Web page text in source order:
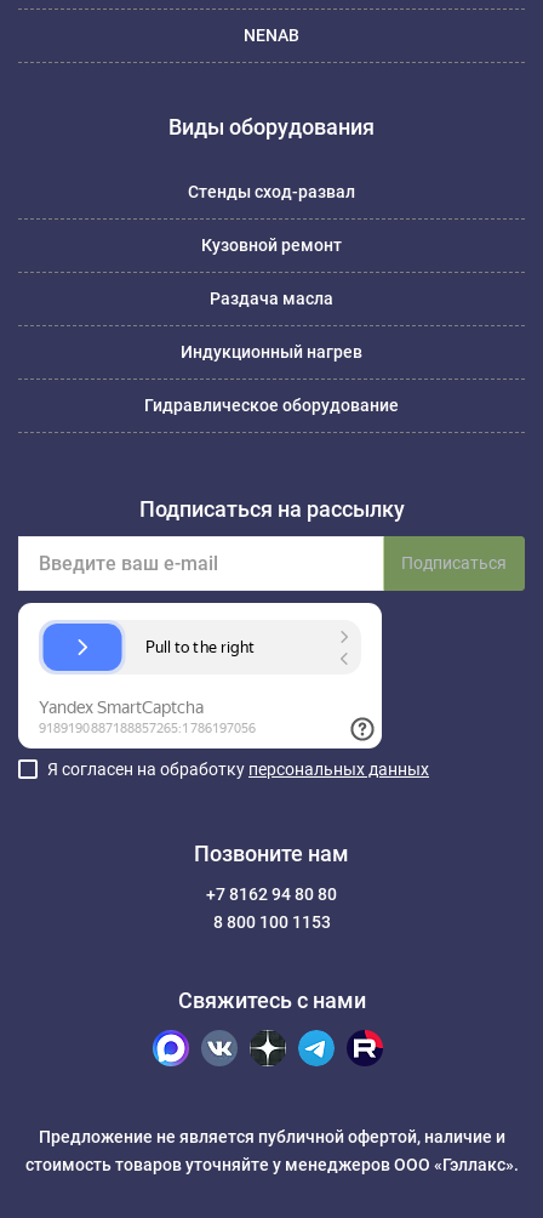
NENAB
Виды оборудования
Стенды сход-развал
Кузовной ремонт
Раздача масла
Индукционный нагрев
Гидравлическое оборудование
Подписаться на рассылку
Подписаться
Я согласен на обработку персональных данных
Позвоните нам
+7 8162 94 80 80
8 800 100 1153
Свяжитесь с нами
Предложение не является публичной офертой, наличие и
стоимость товаров уточняйте у менеджеров ООО «Гэллакс».